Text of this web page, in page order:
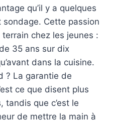
qu’il y a quelques
Cette passion
chez les jeunes :
35 ans sur dix
dans la cuisine.
? La garantie de
ce que disent plus
tandis que c’est le
de mettre la main à